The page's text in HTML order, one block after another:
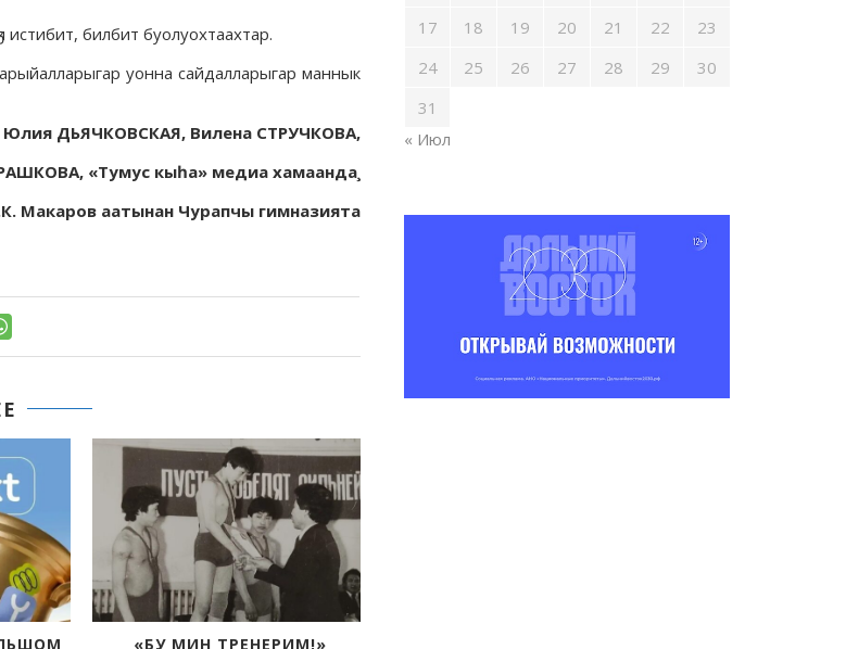
истибит, билбит буолуохтаахтар.
уонна сайдалларыгар маннык
ДЬЯЧКОВСКАЯ, Вилена СТРУЧКОВА,
«Тумус кыһа» медиа хамаанда¸
Макаров аатынан Чурапчы гимназията
БИҺИГИ ДЬИЭ КЭРГЭНИНЭН
17
18 19 20 21 22
23
24
25 26 27 28 29
30
31
« Июл